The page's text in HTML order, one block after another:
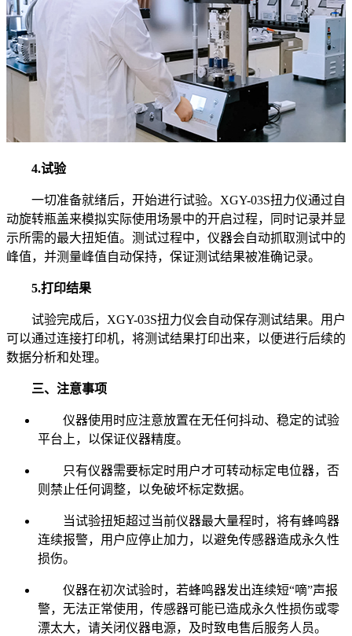
4.试验
一切准备就绪后，开始进行试验。XGY-03S扭力仪通过自
动旋转瓶盖来模拟实际使用场景中的开启过程，同时记录并显
示所需的最大扭矩值。测试过程中，仪器会自动抓取测试中的
峰值，并测量峰值自动保持，保证测试结果被准确记录。
5.打印结果
试验完成后，XGY-03S扭力仪会自动保存测试结果。用户
可以通过连接打印机，将测试结果打印出来，以便进行后续的
数据分析和处理。
三、注意事项
仪器使用时应注意放置在无任何抖动、稳定的试验
平台上，以保证仪器精度。
只有仪器需要标定时用户才可转动标定电位器，否
则禁止任何调整，以免破坏标定数据。
当试验扭矩超过当前仪器最大量程时，将有蜂鸣器
连续报警，用户应停止加力，以避免传感器造成永久性
损伤。
仪器在初次试验时，若蜂鸣器发出连续短“嘀”声报
警，无法正常使用，传感器可能已造成永久性损伤或零
漂太大，请关闭仪器电源，及时致电售后服务人员。